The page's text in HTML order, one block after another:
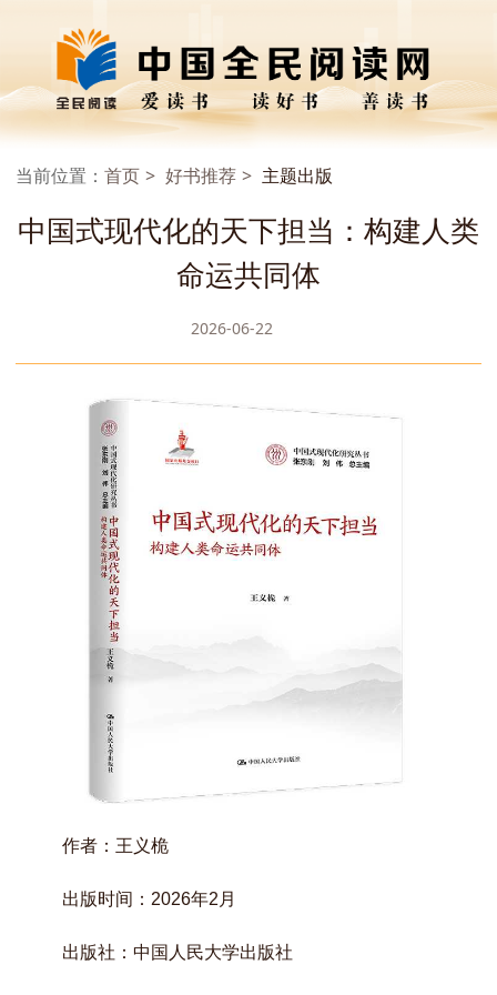
当前位置： 首页 好书推荐 主题出版
中国式现代化的天下担当：构建人类
命运共同体
2026-06-22
作者：王义桅
出版时间：2026年2月
出版社：中国人民大学出版社